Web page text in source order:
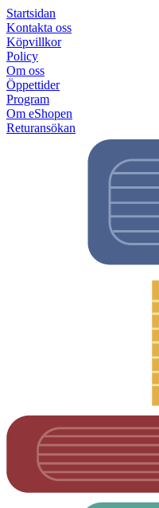
Startsidan
Kontakta oss
Köpvillkor
Policy
Om oss
Öppettider
Program
Om eShopen
Returansökan